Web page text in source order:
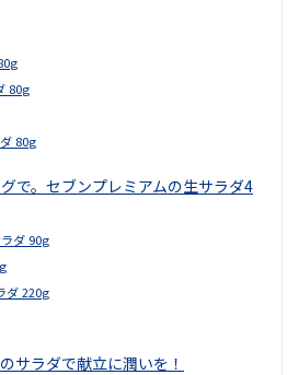
80g
80g
で。セブンプレミアムの生サラダ4
ダ 90g
ダ 220g
サラダで献立に潤いを！